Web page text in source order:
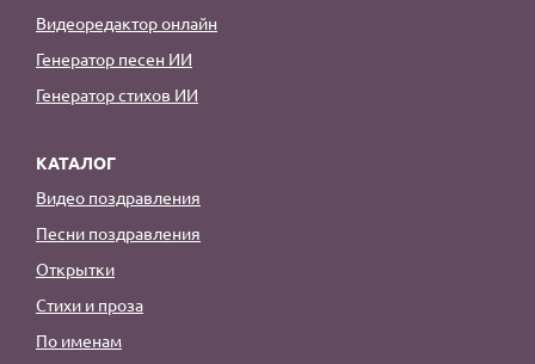
Видеоредактор онлайн
Генератор песен ИИ
Генератор стихов ИИ
КАТАЛОГ
Видео поздравления
Песни поздравления
Открытки
Стихи и проза
По именам